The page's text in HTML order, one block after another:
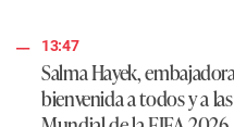
13:47
Salma Hayek,
bienvenida a todos y a